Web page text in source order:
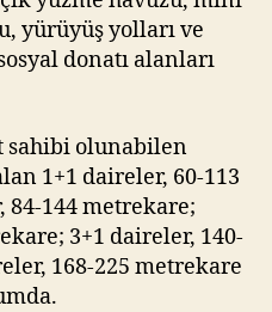
yürüyüş yolları ve
donatı alanları
sahibi olunabilen
1+1 daireler, 60-113
84-144 metrekare;
3+1 daireler, 140-
168-225 metrekare